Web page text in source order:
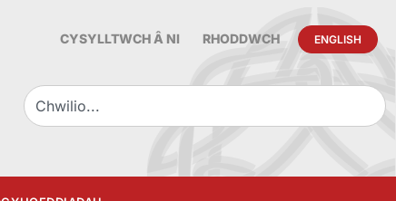
CYSYLLTWCH Â NI RHODDWCH ENGLISH